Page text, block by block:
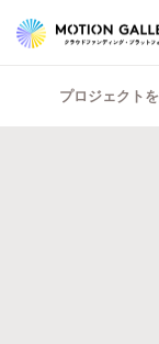
プロジェクト